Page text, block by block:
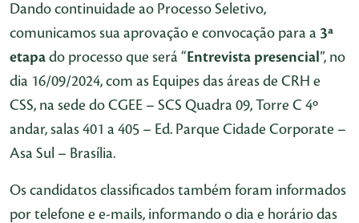
Dando continuidade ao Processo Seletivo,
comunicamos sua aprovação e convocação para a 3ª
etapa do processo que será “Entrevista presencial ”, no
dia 16/09/2024, com as Equipes das áreas de CRH e
CSS, na sede do CGEE – SCS Quadra 09, Torre C 4º
andar, salas 401 a 405 – Ed. Parque Cidade Corporate –
Asa Sul – Brasília.
Os candidatos classificados também foram informados
por telefone e e-mails, informando o dia e horário das